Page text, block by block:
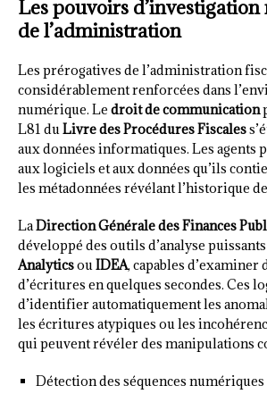
Les pouvoirs
de l’administration
Les prérogatives de l’administration
considérablement renforcées dans
numérique. Le droit de communication
L81 duLivre des Procédures Fiscales
aux données informatiques. Les agents
aux logiciels et aux données qu’ils
les métadonnées révélant l’historique
LaDirection Générale des Finances
développé des outils d’analyse
AnalyticsouIDEA, capables
d’écritures en quelques secondes. Ces
d’identifier automatiquement les
les écritures atypiques ou les
qui peuvent révéler des manipulations
Détection des séquences